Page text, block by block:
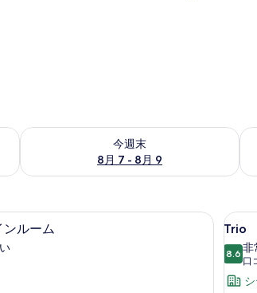
ック
今週末
8月 7 - 8月 9
今週末 8月 7 - 8月 9 の空室状況をチェック
来
ーテン、アイロン / アイロン台
ダブルまたはツインルーム | 部屋からの景観
ルーム
Trio
の
す
べ
17
Trio
8.6
10
非
口
(
コ